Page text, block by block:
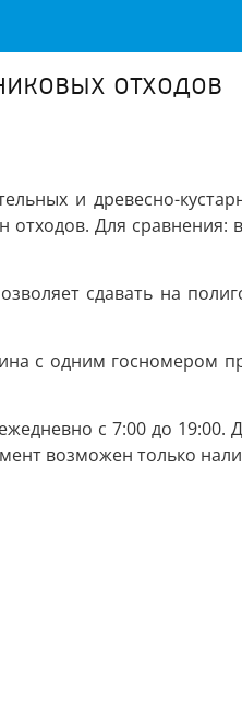
отходов
и древесно-
Для сравнения:
сдавать на
с одним госномером
с 7:00 до 19:00.
возможен только